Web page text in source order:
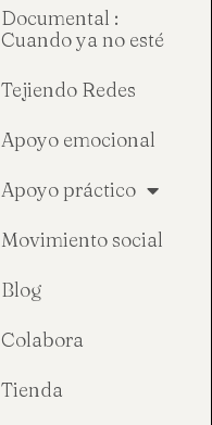
Documental :
Cuando ya no esté
Tejiendo Redes
Apoyo emocional
Apoyo práctico
Movimiento social
Blog
Colabora
Tienda